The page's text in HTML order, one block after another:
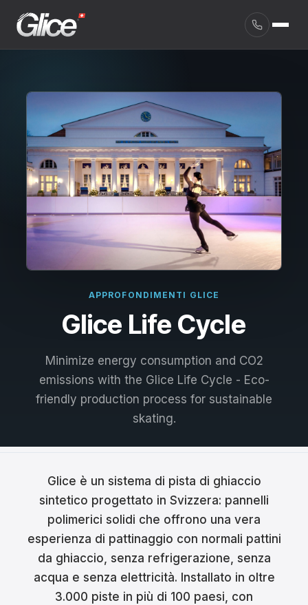
English
Deutsch
Français
Nederlands
Italiano
Português
Dansk
Svenska
Norsk
Suomi
Polski
APPROFONDIMENTI GLICE
Glice Life Cycle
Minimize energy consumption and CO2
emissions with the Glice Life Cycle - Eco-
friendly production process for sustainable
skating.
Glice è un sistema di pista di ghiaccio
sintetico progettato in Svizzera: pannelli
polimerici solidi che offrono una vera
esperienza di pattinaggio con normali pattini
da ghiaccio, senza refrigerazione, senza
acqua e senza elettricità. Installato in oltre
3.000 piste in più di 100 paesi, con